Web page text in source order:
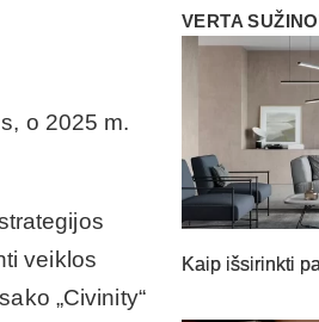
o 2025 m.
veiklos
„Civinity“
VERTA
Kaip išsirinkti